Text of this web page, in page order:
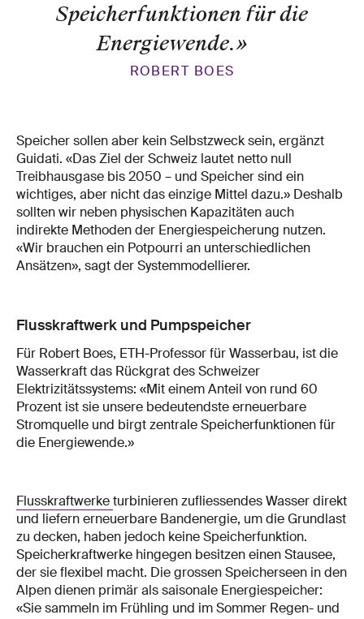
Speicherfunktionen für die
Energiewende.»
ROBERT BOES
Speicher sollen aber kein Selbstzweck sein, ergänzt
Guidati. «Das Ziel der Schweiz lautet netto null
Treibhausgase bis 2050 – und Speicher sind ein
wichtiges, aber nicht das einzige Mittel dazu.» Deshalb
sollten wir neben physischen Kapazitäten auch
indirekte Methoden der Energiespeicherung nutzen.
«Wir brauchen ein Potpourri an unterschiedlichen
Ansätzen», sagt der Systemmodellierer.
Flusskraftwerk und Pumpspeicher
Für Robert Boes, ETH-Professor für Wasserbau, ist die
Wasserkraft das Rückgrat des Schweizer
Elektrizitätssystems: «Mit einem Anteil von rund 60
Prozent ist sie unsere bedeutendste erneuerbare
Stromquelle und birgt zentrale Speicherfunktionen für
die Energiewende.»
Flusskraftwerketurbinieren zufliessendes Wasser direkt
und liefern erneuerbare Bandenergie, um die Grundlast
zu decken, haben jedoch keine Speicherfunktion.
Speicherkraftwerke hingegen besitzen einen Stausee,
der sie flexibel macht. Die grossen Speicherseen in den
Alpen dienen primär als saisonale Energiespeicher:
«Sie sammeln im Frühling und im Sommer Regen- und